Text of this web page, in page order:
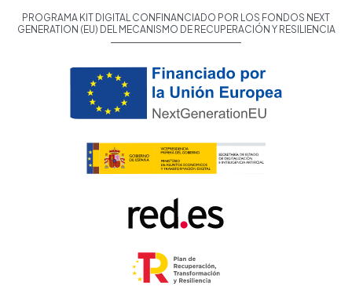
PROGRAMA KIT DIGITAL CONFINANCIADO POR LOS FONDOS NEXT
GENERATION (EU) DEL MECANISMO DE RECUPERACIÓN Y RESILIENCIA